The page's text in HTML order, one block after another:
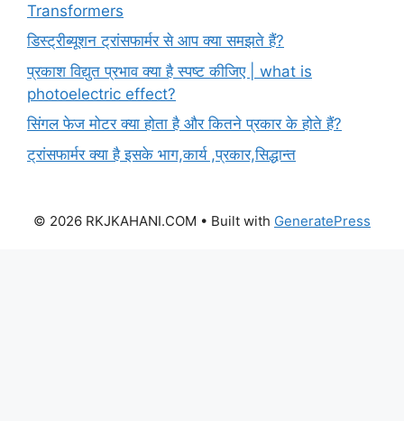
Transformers
डिस्ट्रीब्यूशन ट्रांसफार्मर से आप क्या समझते हैं?
प्रकाश विद्युत प्रभाव क्या है स्पष्ट कीजिए | what is
photoelectric effect?
सिंगल फेज मोटर क्या होता है और कितने प्रकार के होते हैं?
ट्रांसफार्मर क्या है इसके भाग,कार्य ,प्रकार,सिद्धान्त
© 2026 RKJKAHANI.COM • Built with GeneratePress